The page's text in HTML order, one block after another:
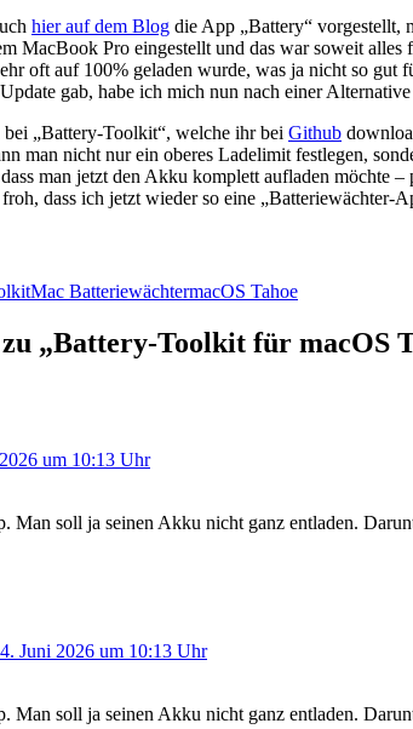
hier auf dem Blog die App „Battery“ vorgestellt,
MacBook Pro eingestellt und das war soweit
oft auf 100% geladen wurde, was ja nicht so gut
gab, habe ich mich nun nach einer
„Battery-Toolkit“, welche ihr bei Github
man nicht nur ein oberes Ladelimit festlegen,
man jetzt den Akku komplett aufladen möchte
dass ich jetzt wieder so eine „Batteriewächter-
Mac BatteriewächtermacOS Tahoe
„Battery-Toolkit für macOS
um 10:13 Uhr
Man soll ja seinen Akku nicht ganz entladen.
Juni 2026 um 10:13 Uhr
Man soll ja seinen Akku nicht ganz entladen.